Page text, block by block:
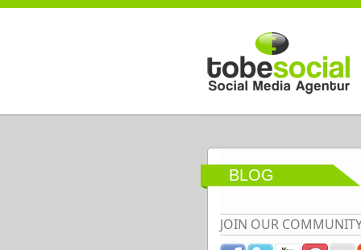
Direkt zum Inhalt
BLOG
JOIN OUR